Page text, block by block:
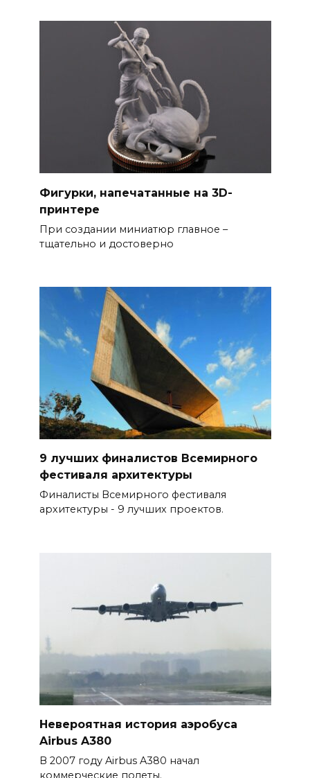
Фигурки, напечатанные на 3D-
принтере
При создании миниатюр главное –
тщательно и достоверно
9 лучших финалистов Всемирного
фестиваля архитектуры
Финалисты Всемирного фестиваля
архитектуры - 9 лучших проектов.
Невероятная история аэробуса
Airbus A380
В 2007 году Airbus A380 начал
коммерческие полеты.